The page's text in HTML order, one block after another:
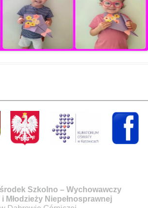
Szkolno – Wychowawczy
Młodzieży Niepełnosprawnej